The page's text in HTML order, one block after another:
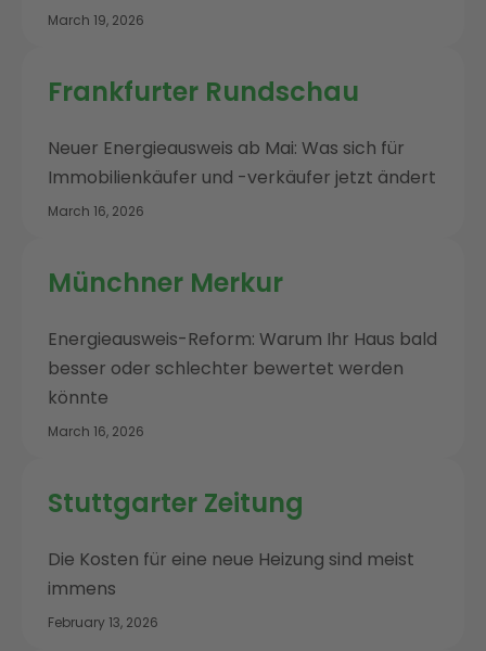
March 19, 2026
Frankfurter Rundschau
Neuer Energieausweis ab Mai: Was sich für
Immobilienkäufer und -verkäufer jetzt ändert
March 16, 2026
Münchner Merkur
Energieausweis-Reform: Warum Ihr Haus bald
besser oder schlechter bewertet werden
könnte
March 16, 2026
Stuttgarter Zeitung
Die Kosten für eine neue Heizung sind meist
immens
February 13, 2026